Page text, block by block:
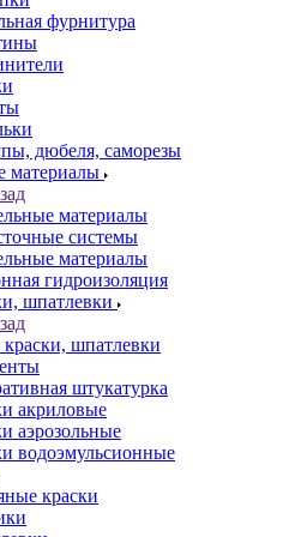
фурнитура
дюбеля, саморезы
материалы
материалы
системы
материалы
гидроизоляция
шпатлевки
шпатлевки
штукатурка
акриловые
аэрозольные
водоэмульсионные
краски